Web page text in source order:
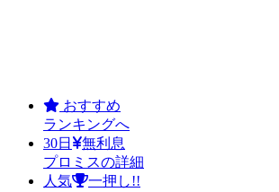
おすすめ
ランキングへ
30日
無利息
プロミスの詳細
人気
一押し!!